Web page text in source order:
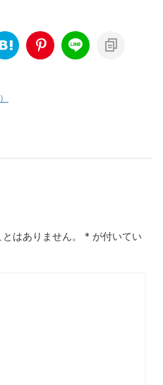
はありません。 * が付いてい